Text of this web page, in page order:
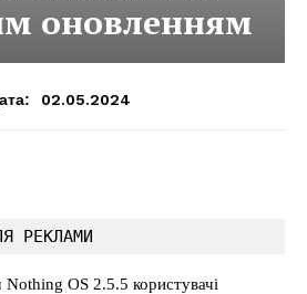
оновленням
02.05.2024
РЕКЛАМИ
OS 2.5.5 користувачі